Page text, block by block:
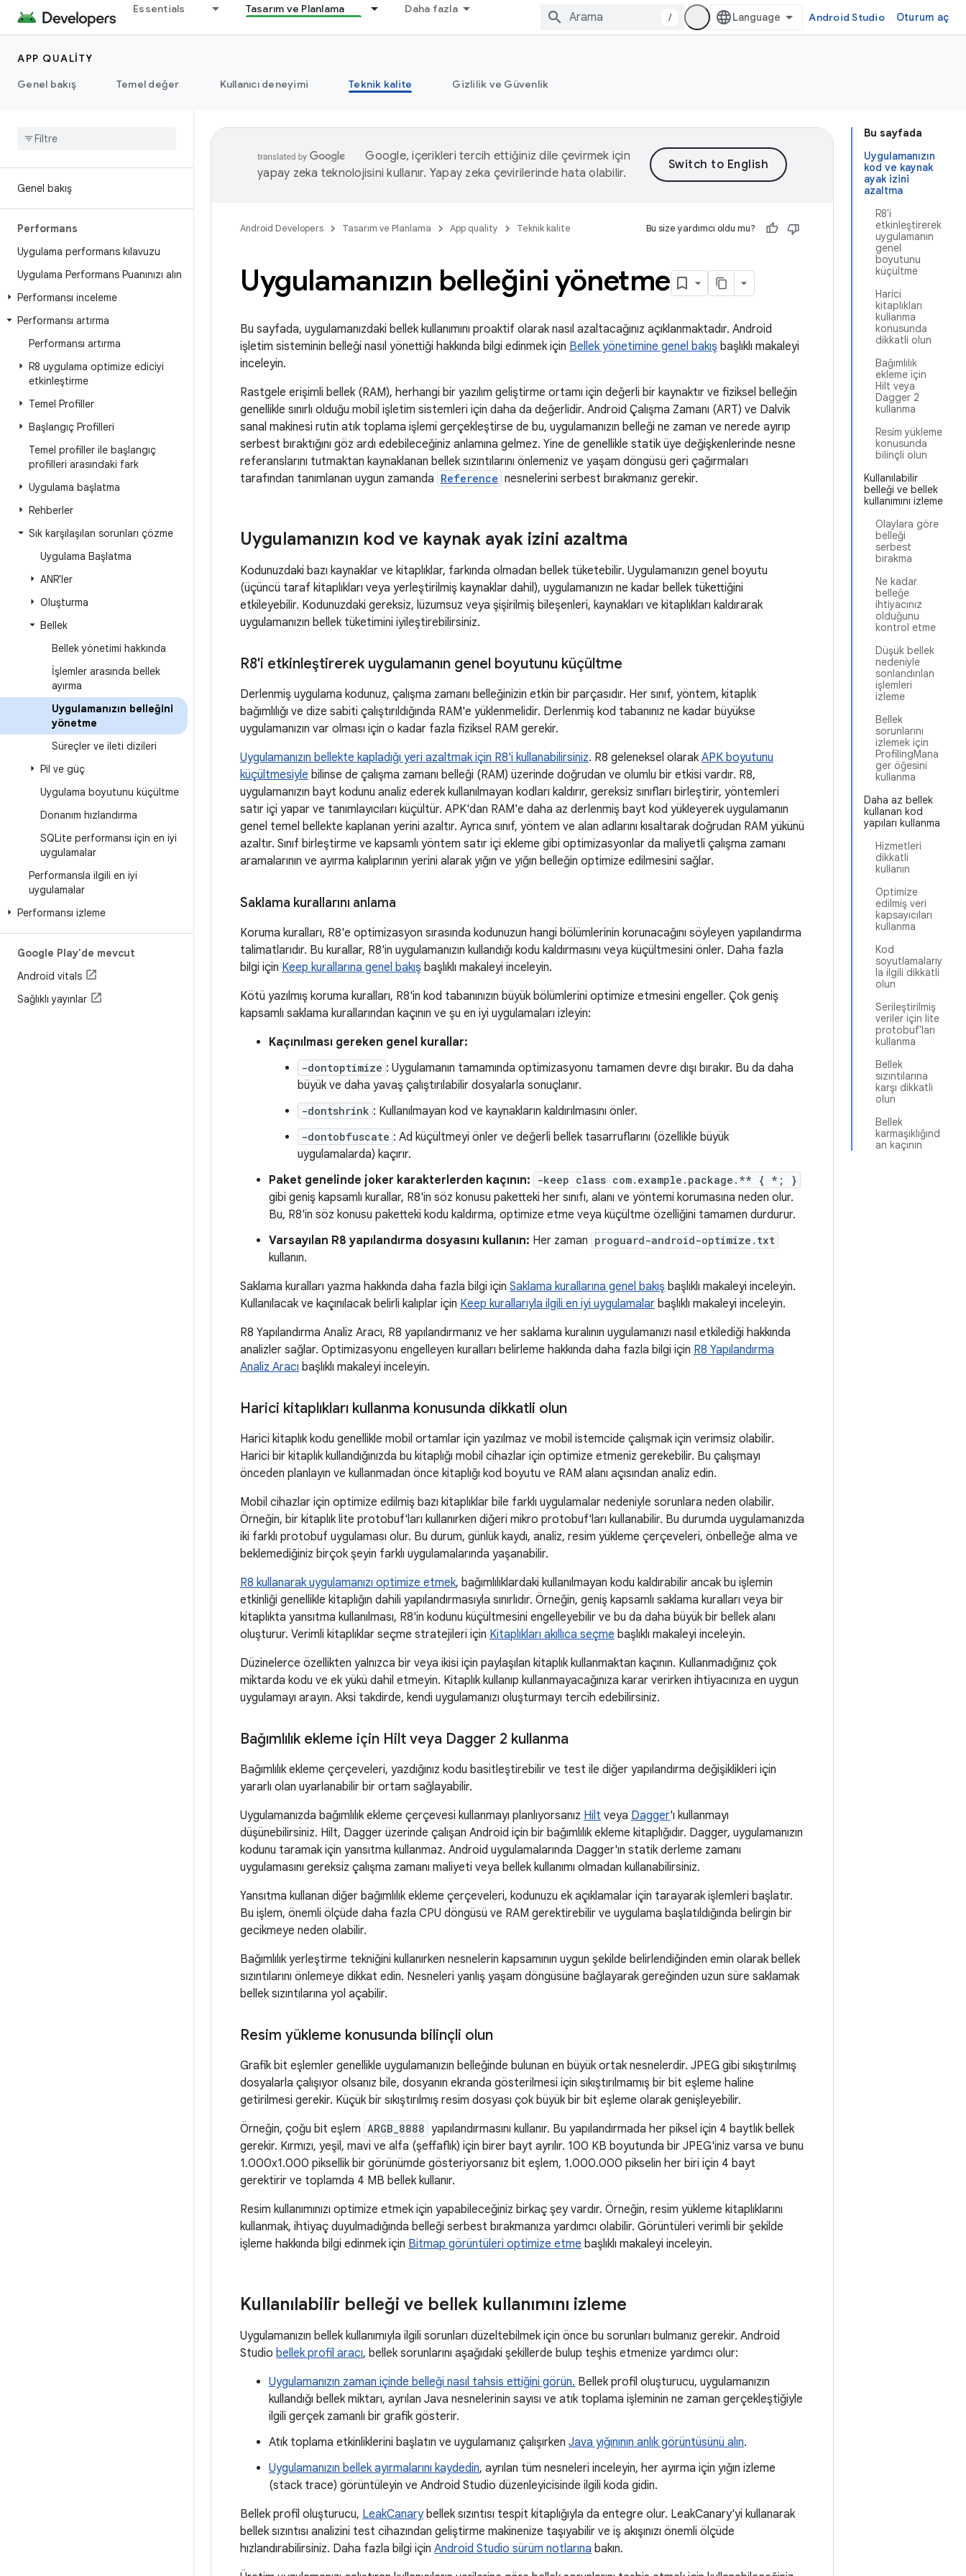
Essentials Tasarım ve Planlama Daha fazla
/ Android Studio Oturum aç
APP QUALITY
Genel bakış
Temel değer Kullanıcı deneyimi Teknik kalite Gizlilik ve Güvenlik
Genel bakış
Performans
Uygulama performans kılavuzu
Uygulama Performans Puanınızı alın
Performansı inceleme
Performansı artırma
Performansı artırma
R8 uygulama optimize ediciyi
etkinleştirme
Temel Profiller
Başlangıç Profilleri
Temel profiller ile başlangıç
profilleri arasındaki fark
Uygulama başlatma
Rehberler
Sık karşılaşılan sorunları çözme
Uygulama Başlatma
ANR'ler
Oluşturma
Bellek
Bellek yönetimi hakkında
İşlemler arasında bellek
ayırma
Uygulamanızın belleğini
yönetme
Süreçler ve ileti dizileri
Pil ve güç
Uygulama boyutunu küçültme
Donanım hızlandırma
SQLite performansı için en iyi
uygulamalar
Performansla ilgili en iyi
uygulamalar
Performansı izleme
Google Play'de mevcut
Android vitals
Sağlıklı yayınlar
Bu sayfada
Uygulamanızın
kod ve kaynak
ayak izini
azaltma
R8'i
etkinleştirerek
uygulamanın
genel
boyutunu
küçültme
Harici
kitaplıkları
kullanma
konusunda
dikkatli olun
Bağımlılık
ekleme için
Hilt veya
Dagger 2
kullanma
Resim yükleme
konusunda
bilinçli olun
Kullanılabilir
belleği ve bellek
kullanımını izleme
Olaylara göre
belleği
serbest
bırakma
Ne kadar
belleğe
ihtiyacınız
olduğunu
kontrol etme
Düşük bellek
nedeniyle
sonlandırılan
işlemleri
izleme
Bellek
sorunlarını
izlemek için
ProfilingMana
ger öğesini
kullanma
Daha az bellek
kullanan kod
yapıları kullanma
Hizmetleri
dikkatli
kullanın
Optimize
edilmiş veri
kapsayıcıları
kullanma
Kod
soyutlamalarıy
la ilgili dikkatli
olun
Serileştirilmiş
veriler için lite
protobuf'ları
kullanma
Bellek
sızıntılarına
karşı dikkatli
olun
Bellek
karmaşıklığınd
an kaçının
Google, içerikleri tercih ettiğiniz dile çevirmek için
yapay zeka teknolojisini kullanır. Yapay zeka çevirilerinde hata olabilir.
Android Developers Tasarım ve Planlama App quality Teknik kalite Bu size yardımcı oldu mu?
Uygulamanızın belleğini yönetme
Bu sayfada, uygulamanızdaki bellek kullanımını proaktif olarak nasıl azaltacağınız açıklanmaktadır. Android
işletim sisteminin belleği nasıl yönettiği hakkında bilgi edinmek için Bellek yönetimine genel bakış başlıklı makaleyi
inceleyin.
Rastgele erişimli bellek (RAM), herhangi bir yazılım geliştirme ortamı için değerli bir kaynaktır ve fiziksel belleğin
genellikle sınırlı olduğu mobil işletim sistemleri için daha da değerlidir. Android Çalışma Zamanı (ART) ve Dalvik
sanal makinesi rutin atık toplama işlemi gerçekleştirse de bu, uygulamanızın belleği ne zaman ve nerede ayırıp
serbest bıraktığını göz ardı edebileceğiniz anlamına gelmez. Yine de genellikle statik üye değişkenlerinde nesne
referanslarını tutmaktan kaynaklanan bellek sızıntılarını önlemeniz ve yaşam döngüsü geri çağırmaları
tarafından tanımlanan uygun zamanda Reference nesnelerini serbest bırakmanız gerekir.
Uygulamanızın kod ve kaynak ayak izini azaltma
Kodunuzdaki bazı kaynaklar ve kitaplıklar, farkında olmadan bellek tüketebilir. Uygulamanızın genel boyutu
(üçüncü taraf kitaplıkları veya yerleştirilmiş kaynaklar dahil), uygulamanızın ne kadar bellek tükettiğini
etkileyebilir. Kodunuzdaki gereksiz, lüzumsuz veya şişirilmiş bileşenleri, kaynakları ve kitaplıkları kaldırarak
uygulamanızın bellek tüketimini iyileştirebilirsiniz.
R8'i etkinleştirerek uygulamanın genel boyutunu küçültme
Derlenmiş uygulama kodunuz, çalışma zamanı belleğinizin etkin bir parçasıdır. Her sınıf, yöntem, kitaplık
bağımlılığı ve dize sabiti çalıştırıldığında RAM'e yüklenmelidir. Derlenmiş kod tabanınız ne kadar büyükse
uygulamanızın var olması için o kadar fazla fiziksel RAM gerekir.
Uygulamanızın bellekte kapladığı yeri azaltmak için R8'i kullanabilirsiniz. R8 geleneksel olarak APK boyutunu
küçültmesiyle bilinse de çalışma zamanı belleği (RAM) üzerinde doğrudan ve olumlu bir etkisi vardır. R8,
uygulamanızın bayt kodunu analiz ederek kullanılmayan kodları kaldırır, gereksiz sınıfları birleştirir, yöntemleri
satır içi yapar ve tanımlayıcıları küçültür. APK'dan RAM'e daha az derlenmiş bayt kod yükleyerek uygulamanın
genel temel bellekte kaplanan yerini azaltır. Ayrıca sınıf, yöntem ve alan adlarını kısaltarak doğrudan RAM yükünü
azaltır. Sınıf birleştirme ve kapsamlı yöntem satır içi ekleme gibi optimizasyonlar da maliyetli çalışma zamanı
aramalarının ve ayırma kalıplarının yerini alarak yığın ve yığın belleğin optimize edilmesini sağlar.
Saklama kurallarını anlama
Koruma kuralları, R8'e optimizasyon sırasında kodunuzun hangi bölümlerinin korunacağını söyleyen yapılandırma
talimatlarıdır. Bu kurallar, R8'in uygulamanızın kullandığı kodu kaldırmasını veya küçültmesini önler. Daha fazla
bilgi için Keep kurallarına genel bakış başlıklı makaleyi inceleyin.
Kötü yazılmış koruma kuralları, R8'in kod tabanınızın büyük bölümlerini optimize etmesini engeller. Çok geniş
kapsamlı saklama kurallarından kaçının ve şu en iyi uygulamaları izleyin:
Kaçınılması gereken genel kurallar:
-dontoptimize : Uygulamanın tamamında optimizasyonu tamamen devre dışı bırakır. Bu da daha
büyük ve daha yavaş çalıştırılabilir dosyalarla sonuçlanır.
-dontshrink : Kullanılmayan kod ve kaynakların kaldırılmasını önler.
-dontobfuscate : Ad küçültmeyi önler ve değerli bellek tasarruflarını (özellikle büyük
uygulamalarda) kaçırır.
Paket genelinde joker karakterlerden kaçının:
-keep class com.example.package.** { *; }
gibi geniş kapsamlı kurallar, R8'in söz konusu paketteki her sınıfı, alanı ve yöntemi korumasına neden olur.
Bu, R8'in söz konusu paketteki kodu kaldırma, optimize etme veya küçültme özelliğini tamamen durdurur.
Varsayılan R8 yapılandırma dosyasını kullanın: Her zaman proguard-android-optimize.txt
kullanın.
Saklama kuralları yazma hakkında daha fazla bilgi için Saklama kurallarına genel bakış başlıklı makaleyi inceleyin.
Kullanılacak ve kaçınılacak belirli kalıplar için Keep kurallarıyla ilgili en iyi uygulamalar başlıklı makaleyi inceleyin.
R8 Yapılandırma Analiz Aracı, R8 yapılandırmanız ve her saklama kuralının uygulamanızı nasıl etkilediği hakkında
analizler sağlar. Optimizasyonu engelleyen kuralları belirleme hakkında daha fazla bilgi için R8 Yapılandırma
Analiz Aracı başlıklı makaleyi inceleyin.
Harici kitaplıkları kullanma konusunda dikkatli olun
Harici kitaplık kodu genellikle mobil ortamlar için yazılmaz ve mobil istemcide çalışmak için verimsiz olabilir.
Harici bir kitaplık kullandığınızda bu kitaplığı mobil cihazlar için optimize etmeniz gerekebilir. Bu çalışmayı
önceden planlayın ve kullanmadan önce kitaplığı kod boyutu ve RAM alanı açısından analiz edin.
Mobil cihazlar için optimize edilmiş bazı kitaplıklar bile farklı uygulamalar nedeniyle sorunlara neden olabilir.
Örneğin, bir kitaplık lite protobuf'ları kullanırken diğeri mikro protobuf'ları kullanabilir. Bu durumda uygulamanızda
iki farklı protobuf uygulaması olur. Bu durum, günlük kaydı, analiz, resim yükleme çerçeveleri, önbelleğe alma ve
beklemediğiniz birçok şeyin farklı uygulamalarında yaşanabilir.
R8 kullanarak uygulamanızı optimize etmek, bağımlılıklardaki kullanılmayan kodu kaldırabilir ancak bu işlemin
etkinliği genellikle kitaplığın dahili yapılandırmasıyla sınırlıdır. Örneğin, geniş kapsamlı saklama kuralları veya bir
kitaplıkta yansıtma kullanılması, R8'in kodunu küçültmesini engelleyebilir ve bu da daha büyük bir bellek alanı
oluşturur. Verimli kitaplıklar seçme stratejileri için Kitaplıkları akıllıca seçme başlıklı makaleyi inceleyin.
Düzinelerce özellikten yalnızca bir veya ikisi için paylaşılan kitaplık kullanmaktan kaçının. Kullanmadığınız çok
miktarda kodu ve ek yükü dahil etmeyin. Kitaplık kullanıp kullanmayacağınıza karar verirken ihtiyacınıza en uygun
uygulamayı arayın. Aksi takdirde, kendi uygulamanızı oluşturmayı tercih edebilirsiniz.
Bağımlılık ekleme için Hilt veya Dagger 2 kullanma
Bağımlılık ekleme çerçeveleri, yazdığınız kodu basitleştirebilir ve test ile diğer yapılandırma değişiklikleri için
yararlı olan uyarlanabilir bir ortam sağlayabilir.
Uygulamanızda bağımlılık ekleme çerçevesi kullanmayı planlıyorsanız Hilt veya Dagger'ı kullanmayı
düşünebilirsiniz. Hilt, Dagger üzerinde çalışan Android için bir bağımlılık ekleme kitaplığıdır. Dagger, uygulamanızın
kodunu taramak için yansıtma kullanmaz. Android uygulamalarında Dagger'ın statik derleme zamanı
uygulamasını gereksiz çalışma zamanı maliyeti veya bellek kullanımı olmadan kullanabilirsiniz.
Yansıtma kullanan diğer bağımlılık ekleme çerçeveleri, kodunuzu ek açıklamalar için tarayarak işlemleri başlatır.
Bu işlem, önemli ölçüde daha fazla CPU döngüsü ve RAM gerektirebilir ve uygulama başlatıldığında belirgin bir
gecikmeye neden olabilir.
Bağımlılık yerleştirme tekniğini kullanırken nesnelerin kapsamının uygun şekilde belirlendiğinden emin olarak bellek
sızıntılarını önlemeye dikkat edin. Nesneleri yanlış yaşam döngüsüne bağlayarak gereğinden uzun süre saklamak
bellek sızıntılarına yol açabilir.
Resim yükleme konusunda bilinçli olun
Grafik bit eşlemler genellikle uygulamanızın belleğinde bulunan en büyük ortak nesnelerdir. JPEG gibi sıkıştırılmış
dosyalarla çalışıyor olsanız bile, dosyanın ekranda gösterilmesi için sıkıştırılmamış bir bit eşleme haline
getirilmesi gerekir. Küçük bir sıkıştırılmış resim dosyası çok büyük bir bit eşleme olarak genişleyebilir.
Örneğin, çoğu bit eşlem ARGB_8888 yapılandırmasını kullanır. Bu yapılandırmada her piksel için 4 baytlık bellek
gerekir. Kırmızı, yeşil, mavi ve alfa (şeffaflık) için birer bayt ayrılır. 100 KB boyutunda bir JPEG'iniz varsa ve bunu
1.000x1.000 piksellik bir görünümde gösteriyorsanız bit eşlem, 1.000.000 pikselin her biri için 4 bayt
gerektirir ve toplamda 4 MB bellek kullanır.
Resim kullanımınızı optimize etmek için yapabileceğiniz birkaç şey vardır. Örneğin, resim yükleme kitaplıklarını
kullanmak, ihtiyaç duyulmadığında belleği serbest bırakmanıza yardımcı olabilir. Görüntüleri verimli bir şekilde
işleme hakkında bilgi edinmek için Bitmap görüntüleri optimize etme başlıklı makaleyi inceleyin.
Kullanılabilir belleği ve bellek kullanımını izleme
Uygulamanızın bellek kullanımıyla ilgili sorunları düzeltebilmek için önce bu sorunları bulmanız gerekir. Android
Studio bellek profil aracı, bellek sorunlarını aşağıdaki şekillerde bulup teşhis etmenize yardımcı olur:
Uygulamanızın zaman içinde belleği nasıl tahsis ettiğini görün. Bellek profil oluşturucu, uygulamanızın
kullandığı bellek miktarı, ayrılan Java nesnelerinin sayısı ve atık toplama işleminin ne zaman gerçekleştiğiyle
ilgili gerçek zamanlı bir grafik gösterir.
Atık toplama etkinliklerini başlatın ve uygulamanız çalışırken Java yığınının anlık görüntüsünü alın.
Uygulamanızın bellek ayırmalarını kaydedin, ayrılan tüm nesneleri inceleyin, her ayırma için yığın izleme
(stack trace) görüntüleyin ve Android Studio düzenleyicisinde ilgili koda gidin.
Bellek profil oluşturucu, LeakCanarybellek sızıntısı tespit kitaplığıyla da entegre olur. LeakCanary'yi kullanarak
bellek sızıntısı analizini test cihazından geliştirme makinenize taşıyabilir ve iş akışınızı önemli ölçüde
hızlandırabilirsiniz. Daha fazla bilgi için Android Studio sürüm notlarına bakın.